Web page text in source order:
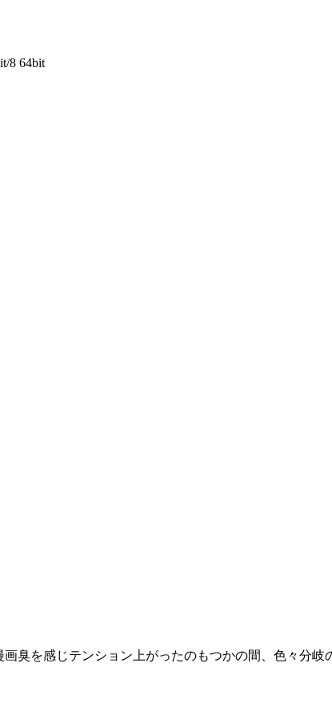
8 64bit
臭を感じテンション上がったのもつかの間、色々分岐